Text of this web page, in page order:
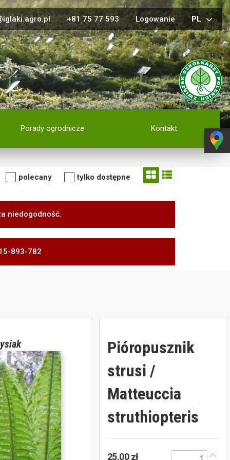
+81 75 77 593 Logowanie PL
Porady ogrodnicze Kontakt
polecany tylko dostępne
niedogodność.
893-782
Pióropusznik
strusi /
Matteuccia
struthiopteris
25,00 zł